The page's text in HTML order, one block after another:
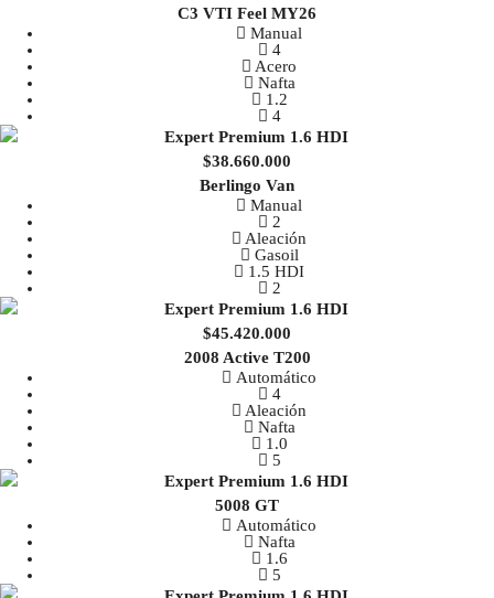
C3 VTI Feel MY26
Manual
4
Acero
Nafta
1.2
4
$38.660.000
Berlingo Van
Manual
2
Aleación
Gasoil
1.5 HDI
2
$45.420.000
2008 Active T200
Automático
4
Aleación
Nafta
1.0
5
5008 GT
Automático
Nafta
1.6
5